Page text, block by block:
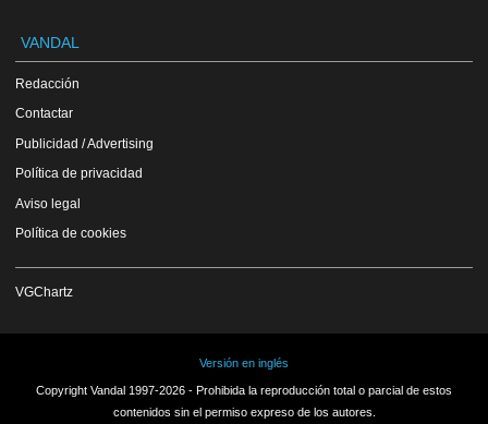
VANDAL
Redacción
Contactar
Publicidad / Advertising
Política de privacidad
Aviso legal
Política de cookies
VGChartz
Versión en inglés
Copyright Vandal 1997-2026 - Prohibida la reproducción total o parcial de estos
contenidos sin el permiso expreso de los autores.